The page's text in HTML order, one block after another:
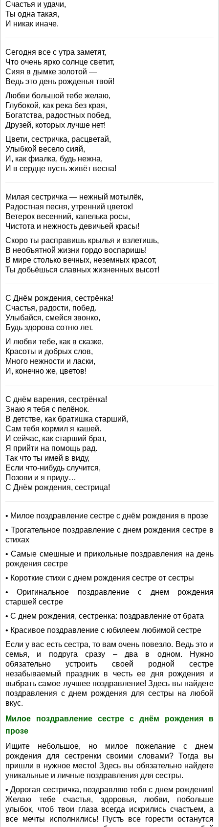
Счастья и удачи,
Ты одна такая,
И никак иначе.
Сегодня все с утра заметят,
Что очень ярко солнце светит,
Сияя в дымке золотой —
Ведь это день рожденья твой!
Любви большой тебе желаю,
Глубокой, как река без края,
Богатства, радостных побед,
Друзей, которых лучше нет!
Цвети, сестричка, расцветай,
Улыбкой весело сияй,
И, как фиалка, будь нежна,
И в сердце пусть живёт весна!
Милая сестричка — нежный мотылёк,
Радостная песня, утренний цветок!
Ветерок весенний, капелька росы,
Чистота и нежность девичьей красы!
Скоро ты расправишь крылья и взлетишь,
В необъятной жизни гордо воспаришь!
В мире столько вечных, неземных красот,
Ты добьёшься славных жизненных высот!
С Днём рождения, сестрёнка!
Счастья, радости, побед.
Улыбайся, смейся звонко,
Будь здорова сотню лет.
И любви тебе, как в сказке,
Красоты и добрых слов,
Много нежности и ласки,
И, конечно же, цветов!
С днём варения, сестрёнка!
Знаю я тебя с пелёнок.
В детстве, как братишка старший,
Сам тебя кормил я кашей.
И сейчас, как старший брат,
Я прийти на помощь рад.
Так что ты имей в виду,
Если что-нибудь случится,
Позови и я приду…
С Днём рождения, сестрица!
• Милое поздравление сестре с днём рождения в прозе
• Трогательное поздравление с днем рождения сестре в
стихах
• Самые смешные и прикольные поздравления на день
рождения сестре
• Короткие стихи с днем рождения сестре от сестры
• Оригинальное поздравление с днем рождения
старшей сестре
• С днем рождения, сестренка: поздравление от брата
• Красивое поздравление с юбилеем любимой сестре
Если у вас есть сестра, то вам очень повезло. Ведь это и
семья, и подруга сразу – два в одном. Нужно
обязательно устроить своей родной сестре
незабываемый праздник в честь ее дня рождения и
выбрать самое лучшее поздравление! Здесь вы найдете
поздравления с днем рождения для сестры на любой
вкус.
Милое поздравление сестре с днём рождения в
прозе
Ищите небольшое, но милое пожелание с днем
рождения для сестренки своими словами? Тогда вы
пришли в нужное место! Здесь вы обязательно найдете
уникальные и личные поздравления для сестры.
• Дорогая сестричка, поздравляю тебя с днем рождения!
Желаю тебе счастья, здоровья, любви, побольше
улыбок, чтоб твои глаза всегда искрились счастьем, а
все мечты исполнились! Пусть все горести останутся